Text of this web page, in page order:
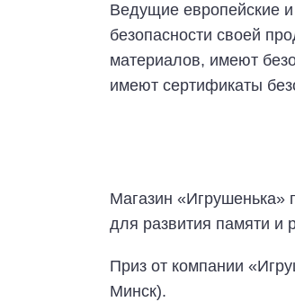
Ведущие европейские и
безопасности своей
материалов, имеют
имеют сертификаты
Магазин «Игрушенька»
для развития памяти и
Приз от компании
Минск).